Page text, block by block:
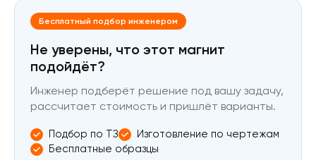
Бесплатный подбор инженером
Не уверены, что этот магнит
подойдёт?
Инженер подберёт решение под вашу задачу,
рассчитает стоимость и пришлёт варианты.
Подбор по ТЗ
Изготовление по чертежам
Бесплатные образцы